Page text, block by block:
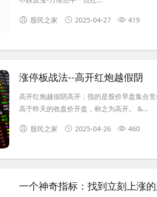
股民之家 2025-04-27 419
涨停板战法--高开红炮越假阴
高开红炮越假阴高开：指的是股价早盘集合
高于昨天的收盘价开盘，称之为高开。 &...
股民之家 2025-04-26 460
一个神奇指标：找到立刻上涨